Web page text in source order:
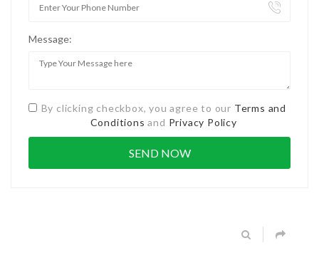
Message:
By clicking checkbox, you agree to our Terms and
Conditions and Privacy Policy